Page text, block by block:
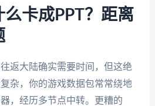
卡成PPT？距离
返大陆确实需要时间，但这绝
杂，你的游戏数据包常常绕地
，经历多节点中转。更糟的